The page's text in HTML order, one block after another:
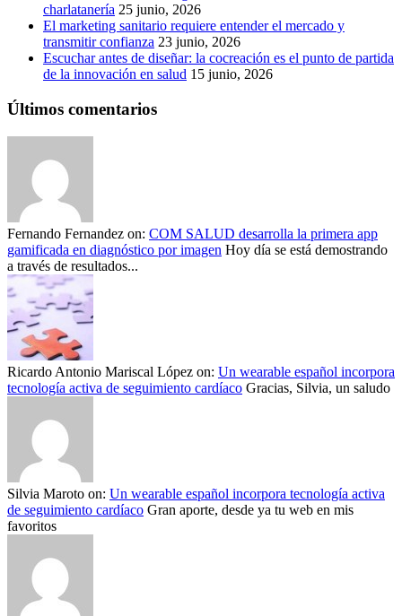
charlatanería 25 junio, 2026
El marketing sanitario requiere entender el mercado y
transmitir confianza 23 junio, 2026
Escuchar antes de diseñar: la cocreación es el punto de partida
de la innovación en salud 15 junio, 2026
Últimos comentarios
Fernando Fernandez on: COM SALUD desarrolla la primera app
gamificada en diagnóstico por imagen Hoy día se está demostrando
a través de resultados...
Ricardo Antonio Mariscal López on: Un wearable español incorpora
tecnología activa de seguimiento cardíaco Gracias, Silvia, un saludo
Silvia Maroto on: Un wearable español incorpora tecnología activa
de seguimiento cardíaco Gran aporte, desde ya tu web en mis
favoritos